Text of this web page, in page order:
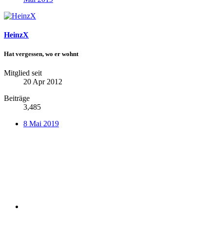
HeinzX
Hat vergessen, wo er wohnt
Mitglied seit
20 Apr 2012
Beiträge
3,485
8 Mai 2019